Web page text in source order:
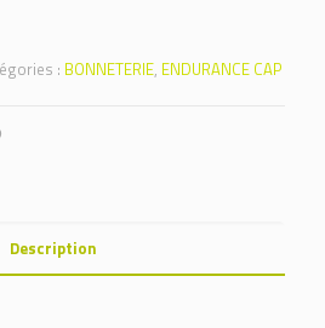
: BONNETERIE, ENDURANCE CAP
Description